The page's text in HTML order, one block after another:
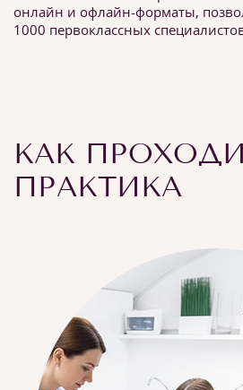
онлайн и офлайн-форматы,
1000 первоклассных
КАК
ПРАКТИКА